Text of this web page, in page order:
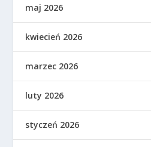
maj 2026
kwiecień 2026
marzec 2026
luty 2026
styczeń 2026